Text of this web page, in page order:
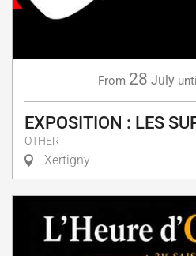
From 28 July until
EXPOSITION : LES
OTHER
Xertigny